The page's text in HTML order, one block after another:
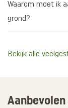
Waarom moet ik
grond?
Bekijk alle